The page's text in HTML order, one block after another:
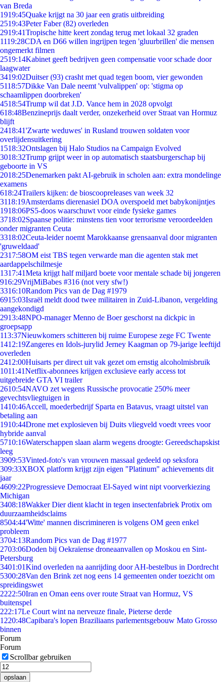
van Breda
1919:45Quake krijgt na 30 jaar een gratis uitbreiding
2519:43Peter Faber (82) overleden
2919:41Tropische hitte keert zondag terug met lokaal 32 graden
1119:28CDA en D66 willen ingrijpen tegen 'gluurbrillen' die mensen
ongemerkt filmen
2519:14Kabinet geeft bedrijven geen compensatie voor schade door
laagwater
3419:02Duitser (93) crasht met quad tegen boom, vier gewonden
5118:57Dikke Van Dale neemt 'vulvalippen' op: 'stigma op
schaamlippen doorbreken'
4518:54Trump wil dat J.D. Vance hem in 2028 opvolgt
618:48Benzineprijs daalt verder, onzekerheid over Straat van Hormuz
blijft
2418:41'Zwarte weduwes' in Rusland trouwen soldaten voor
overlijdensuitkering
1518:32Ontslagen bij Halo Studios na Campaign Evolved
3018:32Trump grijpt weer in op automatisch staatsburgerschap bij
geboorte in VS
2018:25Denemarken pakt AI-gebruik in scholen aan: extra mondelinge
examens
618:24Trailers kijken: de bioscoopreleases van week 32
3118:19Amsterdams dierenasiel DOA overspoeld met babykonijntjes
1918:06PS5-doos waarschuwt voor einde fysieke games
3718:02Spaanse politie: minstens tien voor terrorisme veroordeelden
onder migranten Ceuta
3318:02Ceuta-leider noemt Marokkaanse grensaanval door migranten
'gruweldaad'
2317:58OM eist TBS tegen verwarde man die agenten stak met
aardappelschilmesje
1317:41Meta krijgt half miljard boete voor mentale schade bij jongeren
916:29VrijMiBabes #316 (not very sfw!)
3316:10Random Pics van de Dag #1979
6915:03Israël meldt dood twee militairen in Zuid-Libanon, vergelding
aangekondigd
2913:48NPO-manager Menno de Boer geschorst na dickpic in
groepsapp
113:37Nieuwkomers schitteren bij ruime Europese zege FC Twente
1412:19Zangeres en Idols-jurylid Jerney Kaagman op 79-jarige leeftijd
overleden
2412:00Huisarts per direct uit vak gezet om ernstig alcoholmisbruik
1011:41Netflix-abonnees krijgen exclusieve early access tot
uitgebreide GTA VI trailer
2610:54NAVO zet wegens Russische provocatie 250% meer
gevechtsvliegtuigen in
1410:46Accell, moederbedrijf Sparta en Batavus, vraagt uitstel van
betaling aan
1910:44Drone met explosieven bij Duits vliegveld voedt vrees voor
hybride aanval
5710:16Waterschappen slaan alarm wegens droogte: Gereedschapskist
leeg
3909:53Vinted-foto's van vrouwen massaal gedeeld op seksfora
309:33XBOX platform krijgt zijn eigen "Platinum" achievements dit
jaar
4609:22Progressieve Democraat El-Sayed wint nipt voorverkiezing
Michigan
3408:18Wakker Dier dient klacht in tegen insectenfabriek Protix om
duurzaamheidsclaims
8504:44'Witte' mannen discrimineren is volgens OM geen enkel
probleem
3704:13Random Pics van de Dag #1977
2703:06Doden bij Oekraïense droneaanvallen op Moskou en Sint-
Petersburg
3401:01Kind overleden na aanrijding door AH-bestelbus in Dordrecht
5300:28Van den Brink zet nog eens 14 gemeenten onder toezicht om
spreidingswet
2222:50Iran en Oman eens over route Straat van Hormuz, VS
buitenspel
222:17Le Court wint na nerveuze finale, Pieterse derde
1220:48Capibara's lopen Braziliaans parlementsgebouw Mato Grosso
binnen
Forum
Forum
Scrollbar gebruiken
opslaan